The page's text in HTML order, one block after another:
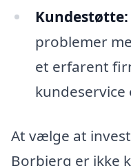
Kundestøtte:
problemer
et erfarent
At vælge at
Borbjerg er ikke